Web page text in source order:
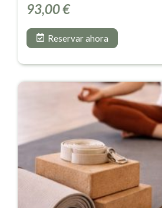
93,00€
Reservar ahora